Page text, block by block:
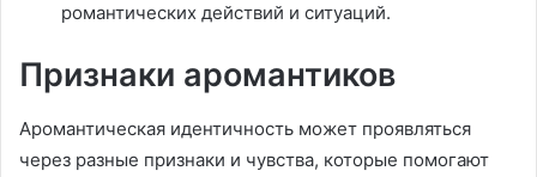
романтических действий и ситуаций.
Признаки аромантиков
Аромантическая идентичность может проявляться
через разные признаки и чувства, которые помогают